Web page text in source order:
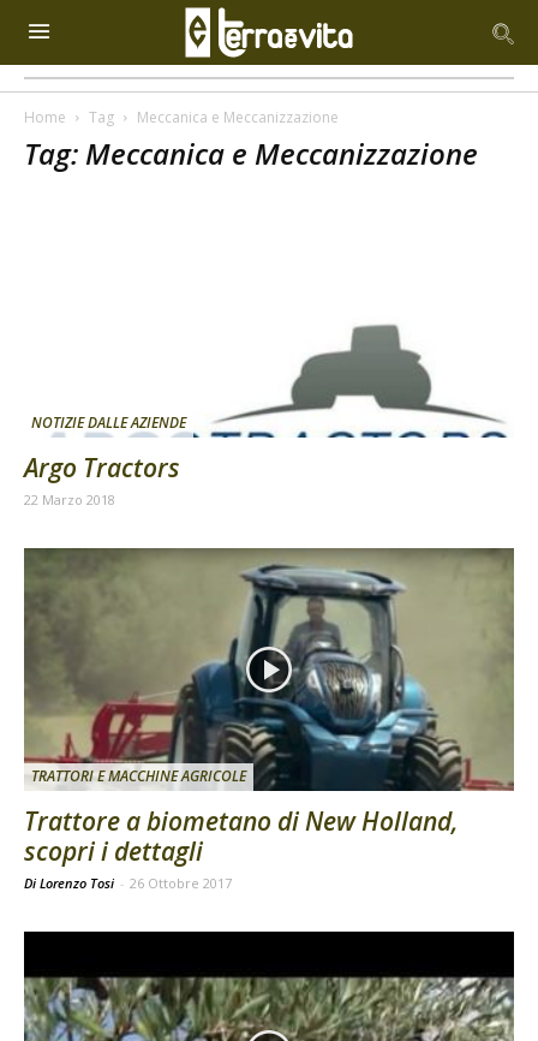
Home Tag Meccanica e Meccanizzazione
Tag: Meccanica e Meccanizzazione
NOTIZIE DALLE AZIENDE
Argo Tractors
22 Marzo 2018
TRATTORI E MACCHINE AGRICOLE
Trattore a biometano di New Holland,
scopri i dettagli
Di Lorenzo Tosi - 26 Ottobre 2017